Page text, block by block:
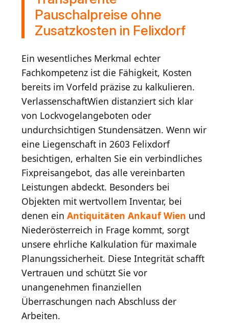
Pauschalpreise ohne
Zusatzkosten in Felixdorf
Ein wesentliches Merkmal echter
Fachkompetenz ist die Fähigkeit, Kosten
bereits im Vorfeld präzise zu kalkulieren.
VerlassenschaftWien distanziert sich klar
von Lockvogelangeboten oder
undurchsichtigen Stundensätzen. Wenn wir
eine Liegenschaft in 2603 Felixdorf
besichtigen, erhalten Sie ein verbindliches
Fixpreisangebot, das alle vereinbarten
Leistungen abdeckt. Besonders bei
Objekten mit wertvollem Inventar, bei
denen ein Antiquitäten Ankauf Wien und
Niederösterreich in Frage kommt, sorgt
unsere ehrliche Kalkulation für maximale
Planungssicherheit. Diese Integrität schafft
Vertrauen und schützt Sie vor
unangenehmen finanziellen
Überraschungen nach Abschluss der
Arbeiten.